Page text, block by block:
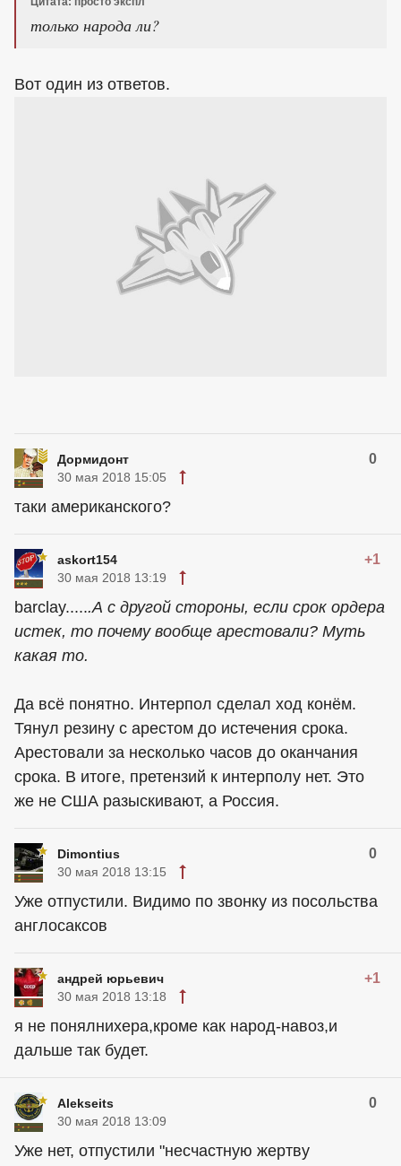
только народа ли?
Вот один из ответов.
Дормидонт 0
30 мая 2018 15:05
таки американского?
askort154 +1
30 мая 2018 13:19
barclay......А с другой стороны, если срок ордера
истек, то почему вообще арестовали? Муть
какая то.
Да всё понятно. Интерпол сделал ход конём.
Тянул резину с арестом до истечения срока.
Арестовали за несколько часов до оканчания
срока. В итоге, претензий к интерполу нет. Это
же не США разыскивают, а Россия.
Dimontius 0
30 мая 2018 13:15
Уже отпустили. Видимо по звонку из посольства
англосаксов
андрей юрьевич +1
30 мая 2018 13:18
я не понялнихера,кроме как народ-навоз,и
дальше так будет.
Alekseits 0
30 мая 2018 13:09
Уже нет, отпустили "несчастную жертву